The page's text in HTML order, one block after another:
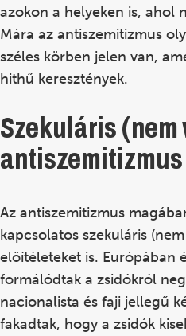
azokon a helyeken is, ahol
Mára az antiszemitizmus
széles körben jelen van,
hithű keresztények.
Szekuláris
antiszemitizmus
Az antiszemitizmus
kapcsolatos szekuláris
előítéleteket is. Európában
formálódtak a zsidókról
nacionalista és faji jellegű
fakadtak, hogy a zsidók